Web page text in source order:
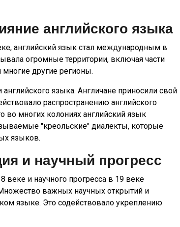
английского языка
английский язык стал международным в
огромные территории, включая части
другие регионы.
языка. Англичане приносили свой
распространению английского
многих колониях английский язык
"креольские" диалекты, которые
языков.
и научный прогресс
и научного прогресса в 19 веке
важных научных открытий и
языке. Это содействовало укреплению